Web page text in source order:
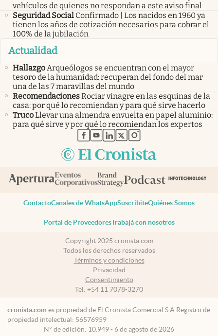
vehículos de quienes no respondan a este aviso final
Seguridad Social Confirmado | Los nacidos en 1960 ya
tienen los años de cotización necesarios para cobrar el
100% de la jubilación
Actualidad
Hallazgo Arqueólogos se encuentran con el mayor
tesoro de la humanidad: recuperan del fondo del mar
una de las 7 maravillas del mundo
RecomendacionesRociar vinagre en las esquinas de la
casa: por qué lo recomiendan y para qué sirve hacerlo
TrucoLlevar una almendra envuelta en papel aluminio:
para qué sirve y por qué lo recomiendan los expertos
abre en nueva pestaña
abre en nueva pestaña
abre en nueva pestaña
abre en nueva pestaña
abre en nueva pestaña
ContactoCanales de WhatsAppSuscribiteQuiénes Somos
Portal de ProveedoresTrabajá con nosotros
Copyright 2025 cronista.com
Todos los derechos reservados
Términos y condiciones
Privacidad
Consentimiento
Tel: +54 11 7078-3270
cronista.com es propiedad de El Cronista Comercial S.A Registro de
propiedad intelectual: 56576959
N° de edición: 10.949 - 6 de agosto de 2026